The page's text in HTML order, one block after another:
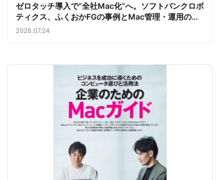
ゼロタッチ導入で“全社Mac化”へ。ソフトバンクロボ
ティクス、ふくおかFGの事例とMac管理・運用の強
み【今週のAppleビジネストレンド】
2026.07.24